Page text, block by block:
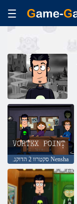
.סקטרוו 2 הדוקנ Nensha